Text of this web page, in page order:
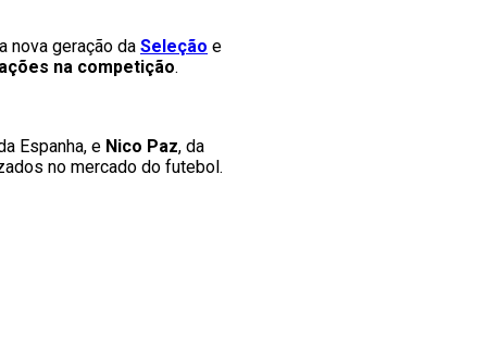
nova geração da Seleção e
na competição.
Espanha, e Nico Paz, da
no mercado do futebol.